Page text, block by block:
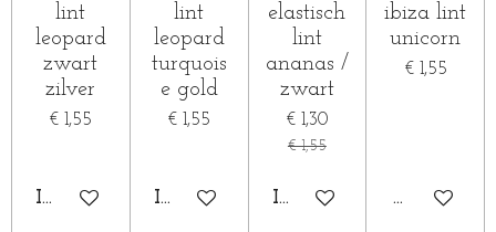
lint
leopard
zwart
zilver
€ 1,55
IN WINKELWAGEN
lint
leopard
turquois
e gold
€ 1,55
IN WINKELWAGEN
elastisch
lint
ananas /
zwart
€ 1,30
€ 1,55
IN WINKELWAGEN
ibiza lint
unicorn
€ 1,55
HOUD MIJ